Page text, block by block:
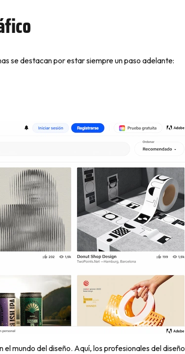
se destacan por estar siempre un paso adelante:
mundo del diseño. Aquí, los profesionales del diseño